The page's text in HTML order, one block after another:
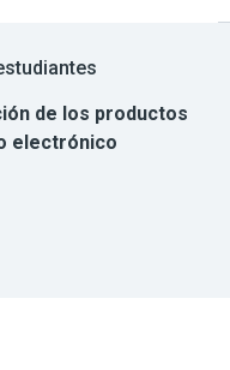
de los productos
electrónico